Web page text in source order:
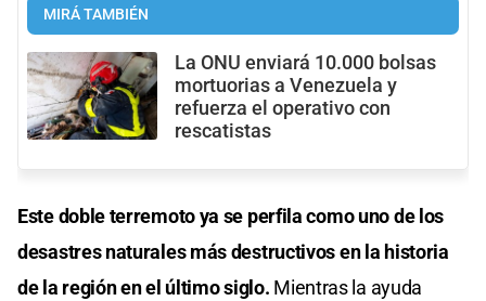
MIRÁ TAMBIÉN
La ONU enviará 10.000 bolsas
mortuorias a Venezuela y
refuerza el operativo con
rescatistas
Este doble terremoto ya se perfila como uno de los
desastres naturales más destructivos en la historia
de la región en el último siglo. Mientras la ayuda